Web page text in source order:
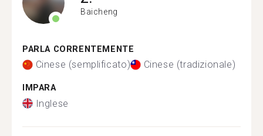
Baicheng
PARLA CORRENTEMENTE
Cinese (semplificato) Cinese (tradizionale)
IMPARA
Inglese